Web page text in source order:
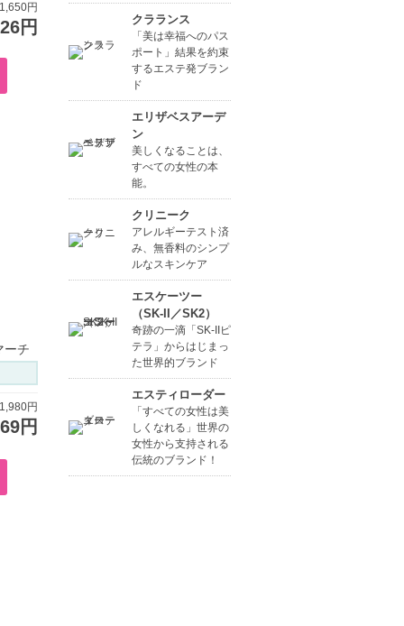
円
円
ーチ
円
円
クラランス
「美は幸福へのパス
ポート」結果を約束
するエステ発ブラン
ド
エリザベスアーデ
ン
美しくなることは、
すべての女性の本
能。
クリニーク
アレルギーテスト済
み、無香料のシンプ
ルなスキンケア
エスケーツー
（SK-II／SK2）
奇跡の一滴「SK-IIピ
テラ」からはじまっ
た世界的ブランド
エスティローダー
「すべての女性は美
しくなれる」世界の
女性から支持される
伝統のブランド！